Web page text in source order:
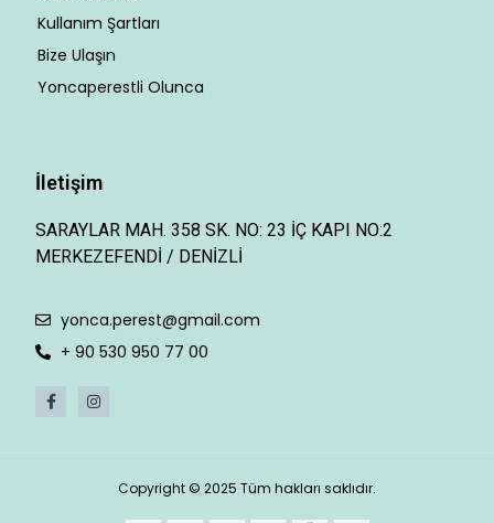
Kullanım Şartları
Bize Ulaşın
Yoncaperestli Olunca
İletişim
SARAYLAR MAH. 358 SK. NO: 23 İÇ KAPI NO:2
MERKEZEFENDİ / DENİZLİ
yonca.perest@gmail.com
+ 90 530 950 77 00
Copyright © 2025 Tüm hakları saklıdır.